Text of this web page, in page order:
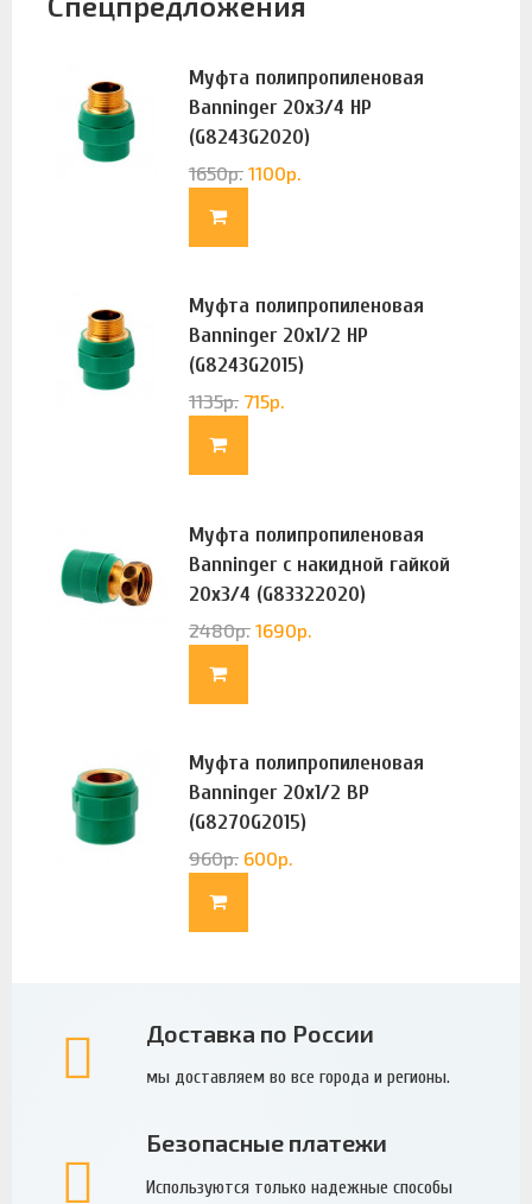
Муфта полипропиленовая
Banninger 20х3/4 НР
(G8243G2020)
1650р. 1100р.
Муфта полипропиленовая
Banninger 20х1/2 НР
(G8243G2015)
1135р. 715р.
Муфта полипропиленовая
Banninger с накидной гайкой
20х3/4 (G83322020)
2480р. 1690р.
Муфта полипропиленовая
Banninger 20х1/2 ВР
(G8270G2015)
960р. 600р.
Доставка по России
мы доставляем во все города и регионы.
Безопасные платежи
Используются только надежные способы